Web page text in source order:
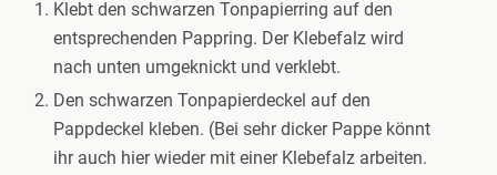
Klebt den schwarzen Tonpapierring auf den
entsprechenden Pappring. Der Klebefalz wird
nach unten umgeknickt und verklebt.
Den schwarzen Tonpapierdeckel auf den
Pappdeckel kleben. (Bei sehr dicker Pappe könnt
ihr auch hier wieder mit einer Klebefalz arbeiten.